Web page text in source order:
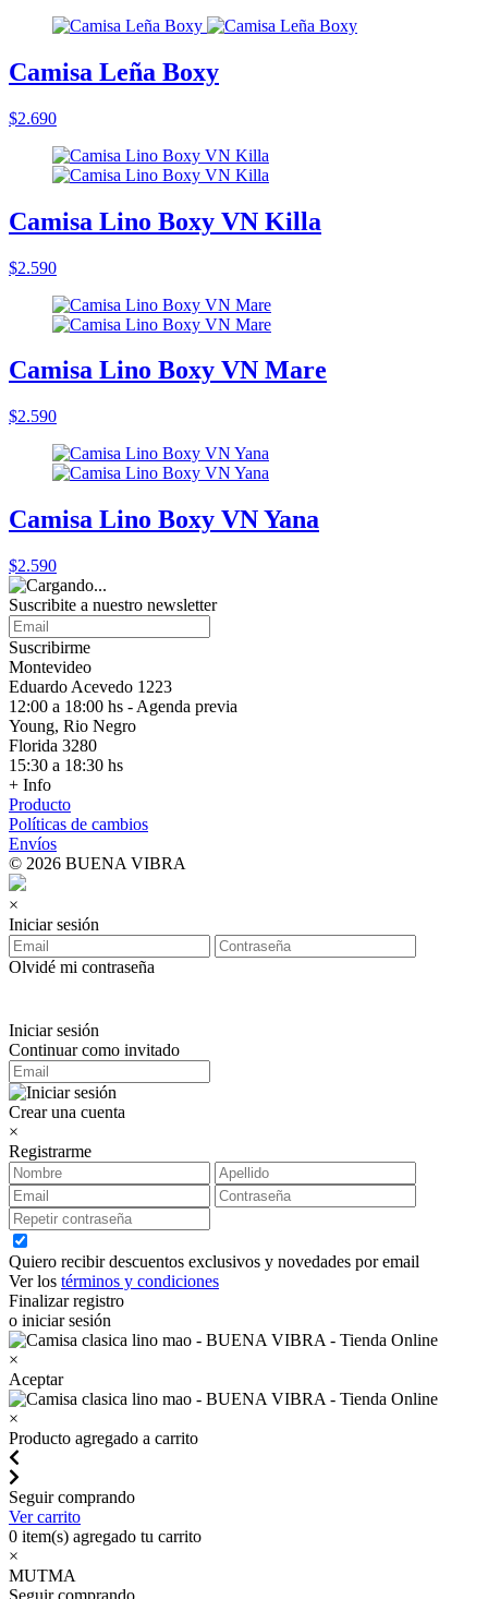
Camisa Leña Boxy
$2.690
Camisa Lino Boxy VN Killa
$2.590
Camisa Lino Boxy VN Mare
$2.590
Camisa Lino Boxy VN Yana
$2.590
Suscribite a nuestro newsletter
Suscribirme
Montevideo
Eduardo Acevedo 1223
12:00 a 18:00 hs - Agenda previa
Young, Rio Negro
Florida 3280
15:30 a 18:30 hs
+ Info
Producto
Políticas de cambios
Envíos
© 2026 BUENA VIBRA
×
Iniciar sesión
Olvidé mi contraseña
Iniciar sesión
Continuar como invitado
Crear una cuenta
×
Registrarme
Quiero recibir descuentos exclusivos y novedades por email
Ver los términos y condiciones
Finalizar registro
o iniciar sesión
×
Aceptar
×
Producto agregado a carrito
Seguir comprando
Ver carrito
0 item(s) agregado tu carrito
×
MUTMA